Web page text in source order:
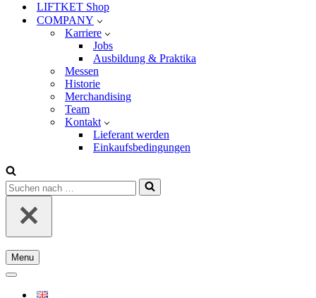
LIFTKET Shop
COMPANY
Karriere
Jobs
Ausbildung & Praktika
Messen
Historie
Merchandising
Team
Kontakt
Lieferant werden
Einkaufsbedingungen
Suchen
nach …
Menu
Navigationsmenü
Navigationsmenü